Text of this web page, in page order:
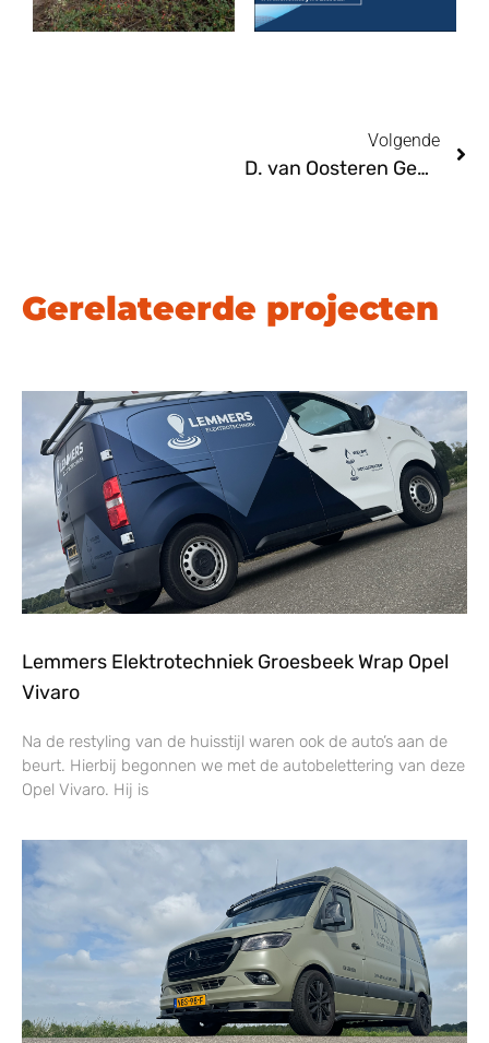
Volgende
D. van Oosteren Gennep
Gerelateerde projecten
Lemmers Elektrotechniek Groesbeek Wrap Opel
Vivaro
Na de restyling van de huisstijl waren ook de auto’s aan de
beurt. Hierbij begonnen we met de autobelettering van deze
Opel Vivaro. Hij is